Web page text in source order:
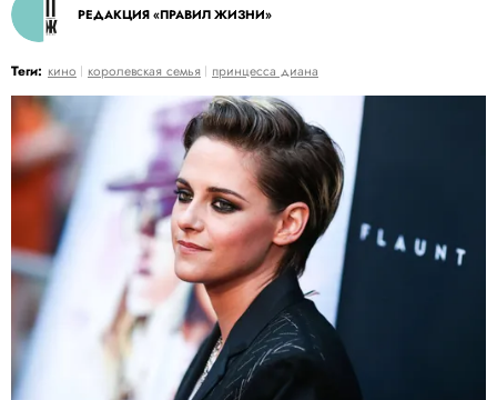
РЕДАКЦИЯ «ПРАВИЛ ЖИЗНИ»
Теги: кино королевская семья принцесса диана